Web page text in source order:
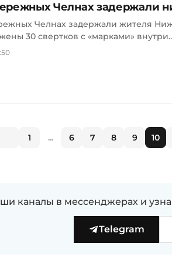
Челнах задержали
Челнах задержали жителя
30 свертков с «марками»
1 ... 6 7 8 9 10
каналы в мессенджерах и
Telegram